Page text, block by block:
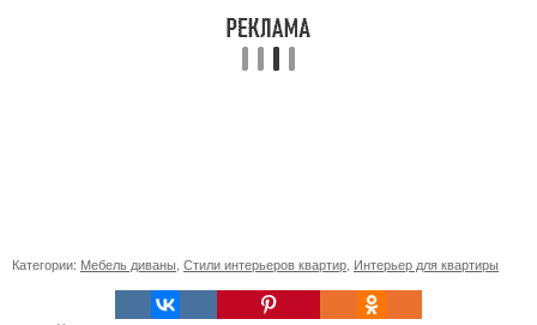
Категории: Мебель диваны Стили интерьеров квартир Интерьер для квартиры